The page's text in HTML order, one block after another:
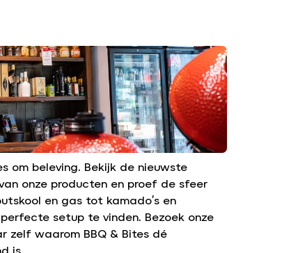
om beleving. Bekijk de nieuwste
onze producten en proef de sfeer
en gas tot kamado’s en
setup te vinden. Bezoek onze
zelf waarom BBQ & Bites dé